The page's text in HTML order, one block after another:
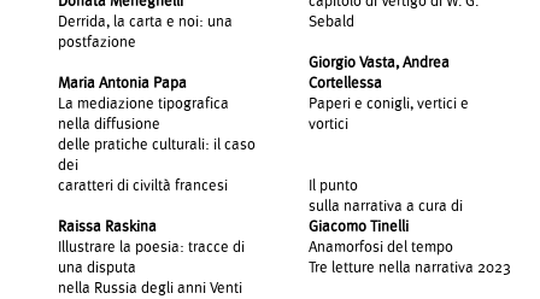
Derrida, la carta e noi: una
postfazione
Maria Antonia Papa
La mediazione tipografica
nella diffusione
delle pratiche culturali: il caso
dei
caratteri di civiltà francesi
Raissa Raskina
Illustrare la poesia: tracce di
una disputa
nella Russia degli anni Venti
Sebald
Giorgio Vasta, Andrea
Cortellessa
Paperi e conigli, vertici e
vortici
Il punto
sulla narrativa a cura di
Giacomo Tinelli
Anamorfosi del tempo
Tre letture nella narrativa 2023